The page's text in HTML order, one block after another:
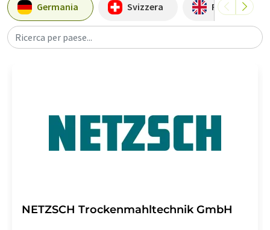
Germania Svizzera Regno Unito
Ricerca per paese...
NETZSCH Trockenmahltechnik GmbH